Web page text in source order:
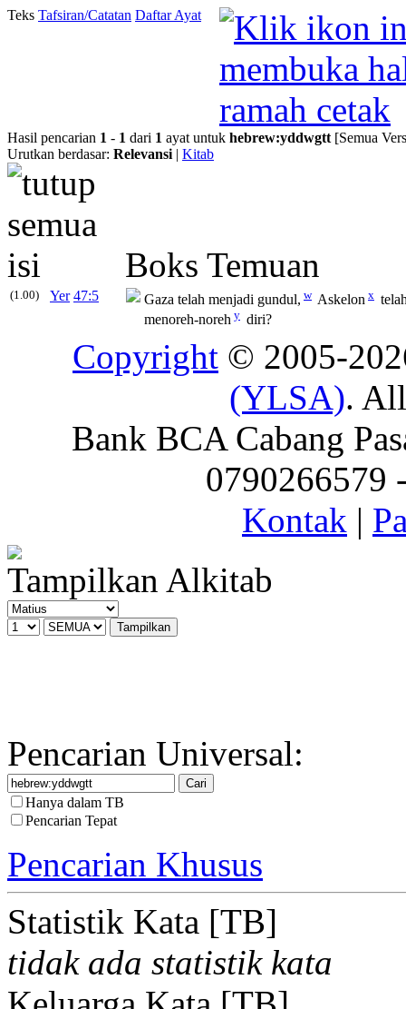
Teks Tafsiran/Catatan Daftar Ayat
Hasil pencarian 1 - 1 dari 1 ayat untuk hebrew:yddwgtt [Semua
Urutkan berdasar: Relevansi | Kitab
Boks Temuan
(1.00) Yer 47:5 Gaza telah menjadi gundul, w Askelon x
menoreh-noreh y diri?
Copyright © 2005-
(YLSA).
Bank BCA Cabang
0790266579
Kontak |
Tampilkan Alkitab
Pencarian Universal:
Hanya dalam TB
Pencarian Tepat
Pencarian Khusus
Statistik Kata [TB]
tidak ada statistik kata